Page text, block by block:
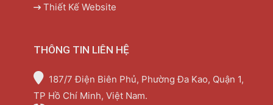
Thiết Kế Website
THÔNG TIN LIÊN HỆ
187/7 Điện Biên Phủ, Phường Đa Kao, Quận 1,
TP Hồ Chí Minh, Việt Nam.